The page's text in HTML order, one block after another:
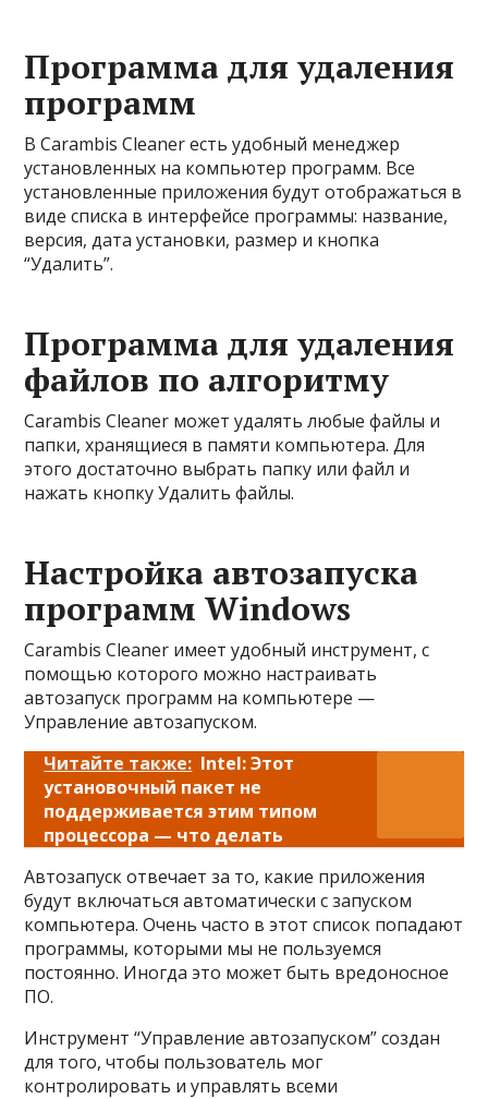
Программа для удаления
программ
В Carambis Cleaner есть удобный менеджер
установленных на компьютер программ. Все
установленные приложения будут отображаться в
виде списка в интерфейсе программы: название,
версия, дата установки, размер и кнопка
“Удалить”.
Программа для удаления
файлов по алгоритму
Carambis Cleaner может удалять любые файлы и
папки, хранящиеся в памяти компьютера. Для
этого достаточно выбрать папку или файл и
нажать кнопку Удалить файлы.
Настройка автозапуска
программ Windows
Carambis Cleaner имеет удобный инструмент, с
помощью которого можно настраивать
автозапуск программ на компьютере —
Управление автозапуском.
Читайте также: Intel: Этот
установочный пакет не
поддерживается этим типом
процессора — что делать
Автозапуск отвечает за то, какие приложения
будут включаться автоматически с запуском
компьютера. Очень часто в этот список попадают
программы, которыми мы не пользуемся
постоянно. Иногда это может быть вредоносное
ПО.
Инструмент “Управление автозапуском” создан
для того, чтобы пользователь мог
контролировать и управлять всеми